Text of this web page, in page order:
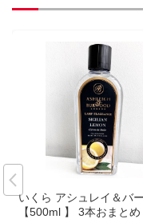
いくら アシュレイ＆バ
【500ml 】 3本おまとめ